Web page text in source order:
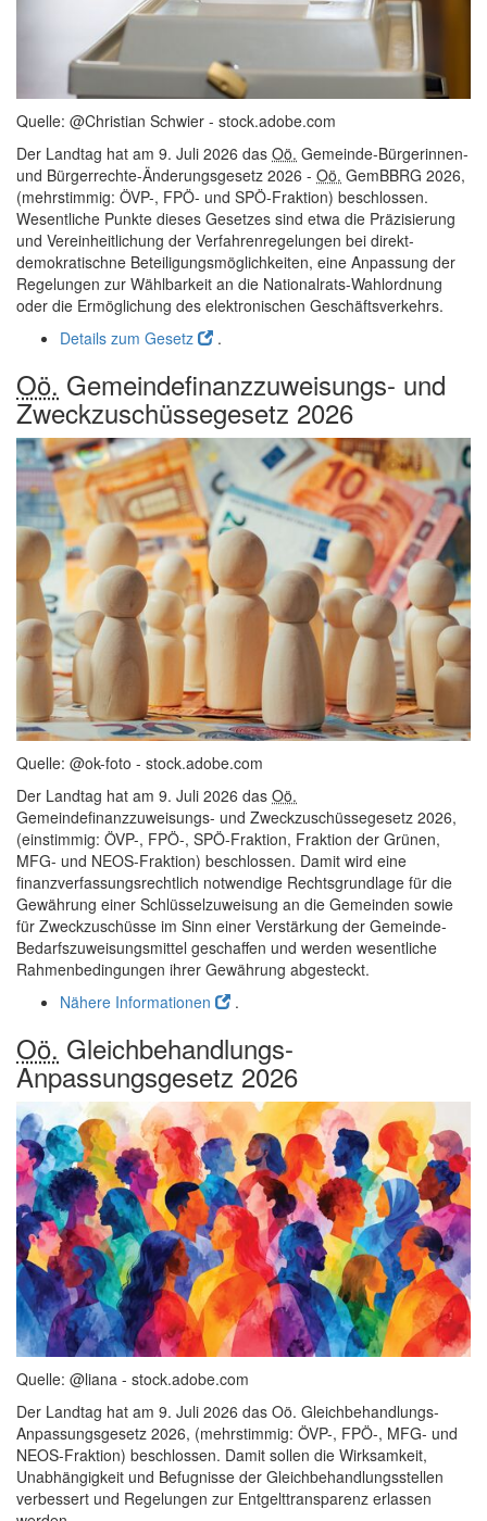
Quelle: @Christian Schwier - stock.adobe.com
Der Landtag hat am 9. Juli 2026 das Oö. Gemeinde-Bürgerinnen-
und Bürgerrechte-Änderungsgesetz 2026 - Oö. GemBBRG 2026,
(mehrstimmig: ÖVP-, FPÖ- und SPÖ-Fraktion) beschlossen.
Wesentliche Punkte dieses Gesetzes sind etwa die Präzisierung
und Vereinheitlichung der Verfahrenregelungen bei direkt-
demokratischne Beteiligungsmöglichkeiten, eine Anpassung der
Regelungen zur Wählbarkeit an die Nationalrats-Wahlordnung
oder die Ermöglichung des elektronischen Geschäftsverkehrs.
Details zum Gesetz
.
Oö. Gemeindefinanzzuweisungs- und
Zweckzuschüssegesetz 2026
Quelle: @ok-foto - stock.adobe.com
Der Landtag hat am 9. Juli 2026 das Oö.
Gemeindefinanzzuweisungs- und Zweckzuschüssegesetz 2026,
(einstimmig: ÖVP-, FPÖ-, SPÖ-Fraktion, Fraktion der Grünen,
MFG- und NEOS-Fraktion) beschlossen. Damit wird eine
finanzverfassungsrechtlich notwendige Rechtsgrundlage für die
Gewährung einer Schlüsselzuweisung an die Gemeinden sowie
für Zweckzuschüsse im Sinn einer Verstärkung der Gemeinde-
Bedarfszuweisungsmittel geschaffen und werden wesentliche
Rahmenbedingungen ihrer Gewährung abgesteckt.
Nähere Informationen
.
Oö. Gleichbehandlungs-
Anpassungsgesetz 2026
Quelle: @liana - stock.adobe.com
Der Landtag hat am 9. Juli 2026 das Oö. Gleichbehandlungs-
Anpassungsgesetz 2026, (mehrstimmig: ÖVP-, FPÖ-, MFG- und
NEOS-Fraktion) beschlossen. Damit sollen die Wirksamkeit,
Unabhängigkeit und Befugnisse der Gleichbehandlungsstellen
verbessert und Regelungen zur Entgelttransparenz erlassen